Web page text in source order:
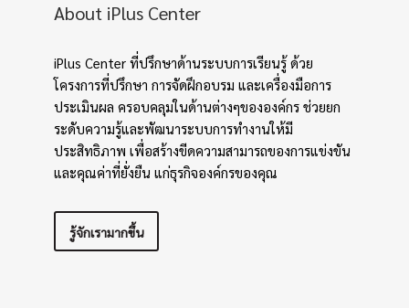
About iPlus Center
iPlus Center ที่ปรึกษาด้านระบบการเรียนรู้ ด้วย
โครงการที่ปรึกษา การจัดฝึกอบรม และเครื่องมือการ
ประเมินผล ครอบคลุมในด้านต่างๆขององค์กร ช่วยยก
ระดับความรู้และพัฒนาระบบการทำงานให้มี
ประสิทธิภาพ เพื่อสร้างขีดความสามารถของการแข่งขัน
และคุณค่าที่ยั่งยืน แก่ธุรกิจองค์กรของคุณ
รู้จักเรามากขึ้น